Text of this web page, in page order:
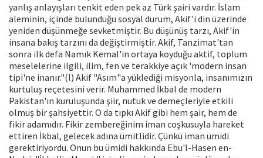
yanlış anlayışları tenkit eden pek az Türk şairi vardır. İslam
aleminin, içinde bulunduğu sosyal durum, Akif'i din üzerinde
yeniden düşünmeğe sevketmiştir. Bu düşünüş tarzı, Akif'in
insana bakış tarzını da değiştirmiştir. Akif, Tanzimat'tan
sonra ilk defa Namık Kemal'in ortaya koyduğu aktif, toplum
meselelerine ilgili, ilim, fen ve terakkiye açık 'modern insan
tipi'ne inanır."(l) Akif "Asım"a yüklediği misyonla, insanımızın
kurtuluş reçetesini verir. Muhammed İkbal de modern
Pakistan'ın kuruluşunda şiir, nutuk ve demeçleriyle etkili
olmuş bir şahsiyettir. O da tıpkı Akif gibi hem şair, hem de
fikir adamıdır. Fikir zembereğinim iman coşkusuyla hareket
ettiren İkbal, gelecek adına ümitlidir. Çünkü iman ümidi
gerektiriyordu. Onun bu ümidi hakkında Ebu'l-Hasen en-